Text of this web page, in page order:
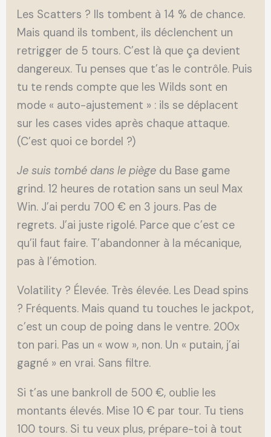
Les Scatters ? Ils tombent à 14 % de chance.
Mais quand ils tombent, ils déclenchent un
retrigger de 5 tours. C’est là que ça devient
dangereux. Tu penses que t’as le contrôle. Puis
tu te rends compte que les Wilds sont en
mode « auto-ajustement » : ils se déplacent
sur les cases vides après chaque attaque.
(C’est quoi ce bordel ?)
Je suis tombé dans le piège du Base game
grind. 12 heures de rotation sans un seul Max
Win. J’ai perdu 700 € en 3 jours. Pas de
regrets. J’ai juste rigolé. Parce que c’est ce
qu’il faut faire. T’abandonner à la mécanique,
pas à l’émotion.
Volatility ? Élevée. Très élevée. Les Dead spins
? Fréquents. Mais quand tu touches le jackpot,
c’est un coup de poing dans le ventre. 200x
ton pari. Pas un « wow », non. Un « putain, j’ai
gagné » en vrai. Sans filtre.
Si t’as une bankroll de 500 €, oublie les
montants élevés. Mise 10 € par tour. Tu tiens
100 tours. Si tu veux plus, prépare-toi à tout